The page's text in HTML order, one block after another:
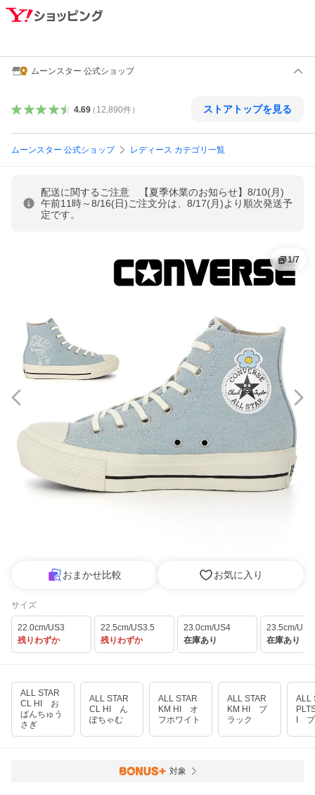
ムーンスター 公式ショップ
4.69（ 12,890件） ストアトップを見る
ムーンスター 公式ショップ レディース カテゴリ一覧
配送に関するご注意 【夏季休業のお知らせ】8/10(月)
午前11時～8/16(日)ご注文分は、8/17(月)より順次発送予
定です。
1/7
おまかせ比較 お気に入り
サイズ
22.0cm/US3
残りわずか
22.5cm/US3.5
残りわずか
23.0cm/US4
在庫あり
23.5cm/
在庫あり
ALL STAR
CL HI お
ぱんちゅう
さぎ
ALL STAR
CL HI ん
ぽちゃむ
ALL STAR
KM HI オ
フホワイト
ALL STAR
KM HI ブ
ラック
ALL
I ブ
対象